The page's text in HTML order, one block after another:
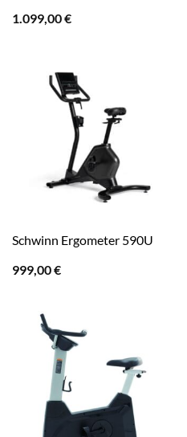
1.099,00€
Schwinn Ergometer 590U
999,00€